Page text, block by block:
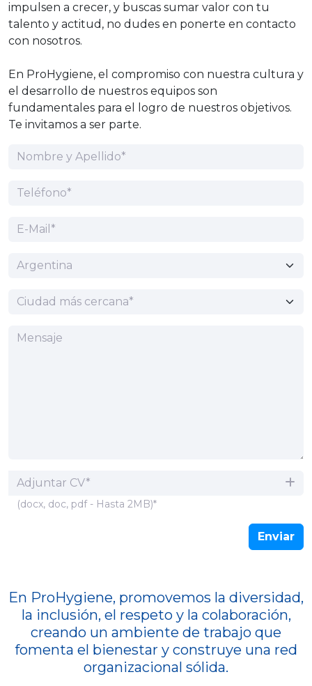
impulsen a crecer, y buscas sumar valor con tu
talento y actitud, no dudes en ponerte en contacto
con nosotros.
En ProHygiene, el compromiso con nuestra cultura y
el desarrollo de nuestros equipos son
fundamentales para el logro de nuestros objetivos.
Te invitamos a ser parte.
Adjuntar CV*
(docx, doc, pdf - Hasta 2MB)*
Enviar
En ProHygiene, promovemos la diversidad,
la inclusión, el respeto y la colaboración,
creando un ambiente de trabajo que
fomenta el bienestar y construye una red
organizacional sólida.